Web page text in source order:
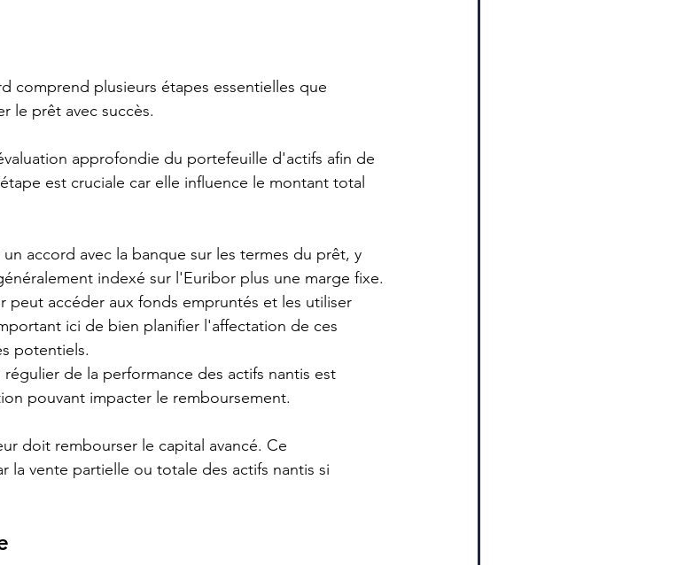
comprend plusieurs étapes essentielles que
le prêt avec succès.
approfondie du portefeuille d'actifs afin de
est cruciale car elle influence le montant total
accord avec la banque sur les termes du prêt, y
indexé sur l'Euribor plus une marge fixe.
accéder aux fonds empruntés et les utiliser
ici de bien planifier l'affectation de ces
potentiels.
de la performance des actifs nantis est
pouvant impacter le remboursement.
doit rembourser le capital avancé. Ce
la vente partielle ou totale des actifs nantis si